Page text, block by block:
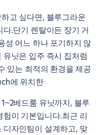
고 싶다면, 블루그라운
.단기 렌탈이든 장기 거
성 어느 하나 포기하지 않
닛은 입주 즉시 집처럼
있는 최적의 환경을 제공
에 위치한
베드룸 유닛까지, 블루
이 기본입니다.최근 리
자인팀이 설계하고, 맞